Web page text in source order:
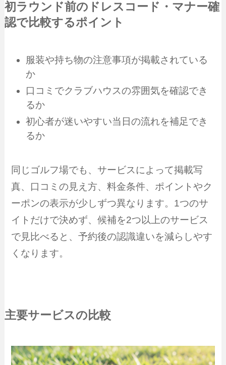
初ラウンド前のドレスコード・マナー確
認で比較するポイント
服装や持ち物の注意事項が掲載されている
か
口コミでクラブハウスの雰囲気を確認でき
るか
初心者が迷いやすい当日の流れを補足でき
るか
同じゴルフ場でも、サービスによって掲載写
真、口コミの見え方、料金条件、ポイントやク
ーポンの表示が少しずつ異なります。1つのサ
イトだけで決めず、候補を2つ以上のサービス
で見比べると、予約後の認識違いを減らしやす
くなります。
主要サービスの比較